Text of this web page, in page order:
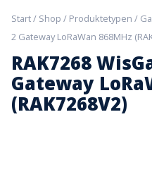
Hersteller,
Start/ Shop / Produktetypen /
2 Gateway LoRaWan 868MHz
RAK7268
Gateway
(RAK7268V2)